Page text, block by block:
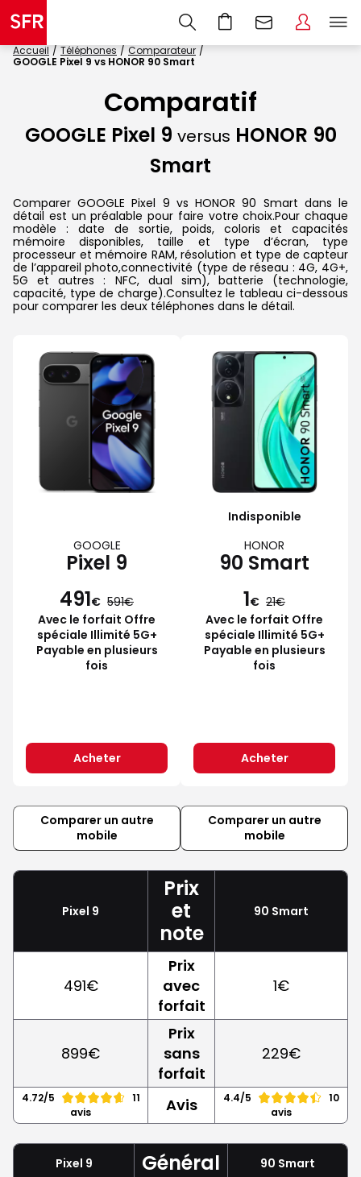
Accueil Téléphones
Comparateur
GOOGLE Pixel 9 vs HONOR 90 Smart
Comparatif
GOOGLE Pixel 9 versus HONOR 90
Smart
Comparer GOOGLE Pixel 9 vs HONOR 90 Smart dans le
détail est un préalable pour faire votre choix.Pour chaque
modèle : date de sortie, poids, coloris et capacités
mémoire disponibles, taille et type d’écran, type
processeur et mémoire RAM, résolution et type de capteur
de l’appareil photo,connectivité (type de réseau : 4G, 4G+,
5G et autres : NFC, dual sim), batterie (technologie,
capacité, type de charge).Consultez le tableau ci-dessous
pour comparer les deux téléphones dans le détail.
GOOGLE
Pixel 9
491€ 591
Avec le forfait Offre
spéciale Illimité 5G+
Payable en plusieurs
fois
Acheter
Indisponible
HONOR
90 Smart
1€ 21
Avec le forfait Offre
spéciale Illimité 5G+
Payable en plusieurs
fois
Acheter
Comparer un autre
mobile
Comparer un autre
mobile
Pixel 9
Prix
et
note
90 Smart
491€
Prix
avec
forfait
1€
899€
Prix
sans
forfait
229€
4.72/5
11
avis
Avis 4.4/5
10
avis
Pixel 9 Général 90 Smart